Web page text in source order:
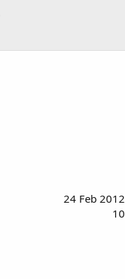
24 Feb 2012
10